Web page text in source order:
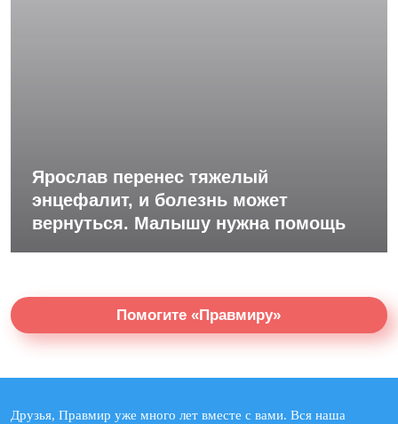
Ярослав перенес тяжелый
энцефалит, и болезнь может
вернуться. Малышу нужна помощь
Помогите «Правмиру»
Друзья, Правмир уже много лет вместе с вами. Вся наша